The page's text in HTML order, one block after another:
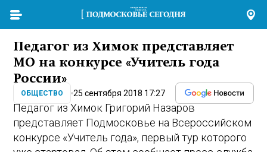
Педагог из Химок представляет
МО на конкурсе «Учитель года
России»
ОБЩЕСТВО 25 сентября 2018 17:27
Педагог из Химок Григорий Назаров
представляет Подмосковье на Всероссийском
конкурсе «Учитель года», первый тур которого